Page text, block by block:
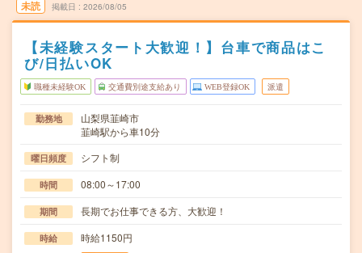
未読 掲載日 2026/08/05
【未経験スタート大歓迎！】台車で商品はこ
び/日払いOK
職種未経験OK 交通費別途支給あり WEB登録OK 派遣
勤務地
山梨県韮崎市
韮崎駅から車10分
曜日頻度 シフト制
時間 08:00～17:00
期間 長期でお仕事できる方、大歓迎！
時給 時給1150円